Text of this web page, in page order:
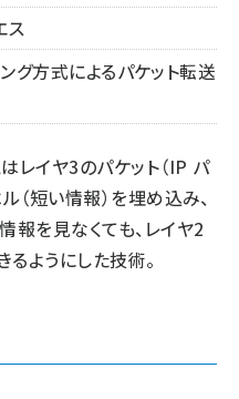
ス
グ方式によるパケット転送
レイヤ3のパケット（IP パ
（短い情報）を埋め込み、
報を見なくても、レイヤ2
ようにした技術。